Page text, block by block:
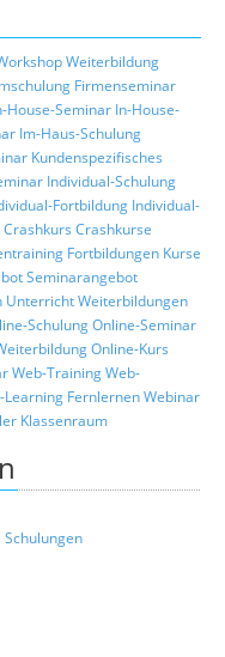
Weiterbildung
Firmenseminar
House-Seminar In-House-
Im-Haus-Schulung
Kundenspezifisches
Individual-Schulung
Fortbildung Individual-
Crashkurs Crashkurse
Fortbildungen Kurse
Seminarangebot
UnterrichtWeiterbildungen
SchulungOnline-Seminar
Online-Kurs
Web-TrainingWeb-
Learning FernlernenWebinar
Klassenraum